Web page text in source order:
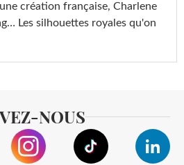
création française, Charlene
Les silhouettes royales qu'on
NOUS